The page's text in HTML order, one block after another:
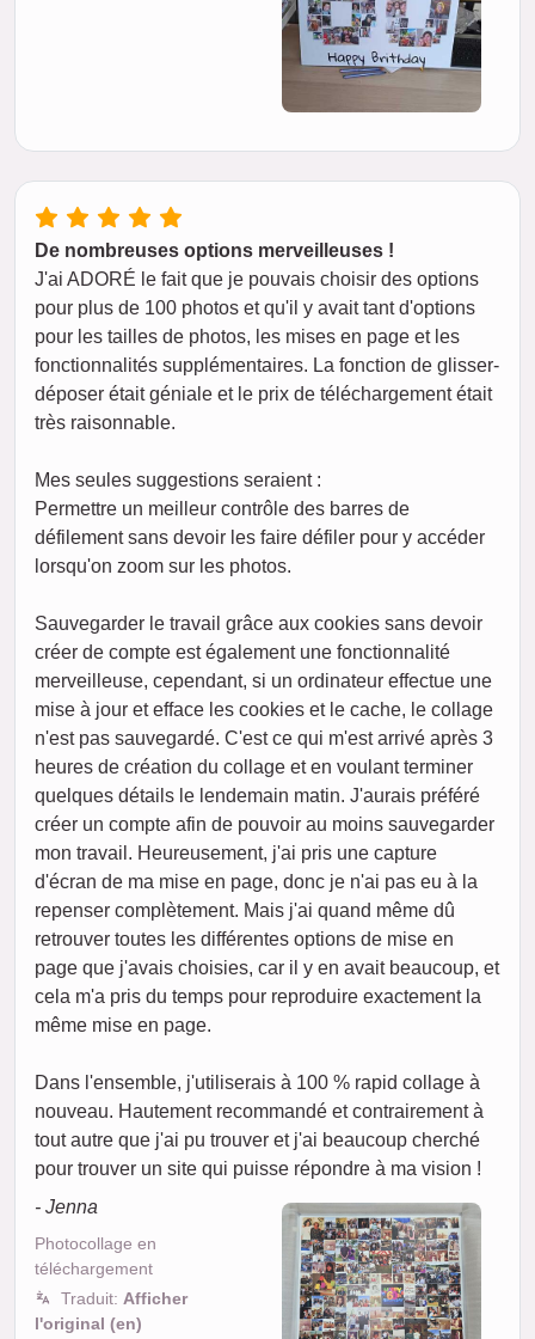
De nombreuses options merveilleuses !
J'ai ADORÉ le fait que je pouvais choisir des options
pour plus de 100 photos et qu'il y avait tant d'options
pour les tailles de photos, les mises en page et les
fonctionnalités supplémentaires. La fonction de glisser-
déposer était géniale et le prix de téléchargement était
très raisonnable.
Mes seules suggestions seraient :
Permettre un meilleur contrôle des barres de
défilement sans devoir les faire défiler pour y accéder
lorsqu'on zoom sur les photos.
Sauvegarder le travail grâce aux cookies sans devoir
créer de compte est également une fonctionnalité
merveilleuse, cependant, si un ordinateur effectue une
mise à jour et efface les cookies et le cache, le collage
n'est pas sauvegardé. C'est ce qui m'est arrivé après 3
heures de création du collage et en voulant terminer
quelques détails le lendemain matin. J'aurais préféré
créer un compte afin de pouvoir au moins sauvegarder
mon travail. Heureusement, j'ai pris une capture
d'écran de ma mise en page, donc je n'ai pas eu à la
repenser complètement. Mais j'ai quand même dû
retrouver toutes les différentes options de mise en
page que j'avais choisies, car il y en avait beaucoup, et
cela m'a pris du temps pour reproduire exactement la
même mise en page.
Dans l'ensemble, j'utiliserais à 100 % rapid collage à
nouveau. Hautement recommandé et contrairement à
tout autre que j'ai pu trouver et j'ai beaucoup cherché
pour trouver un site qui puisse répondre à ma vision !
- Jenna
Photocollage en
téléchargement
Traduit: Afficher
l'original (en)